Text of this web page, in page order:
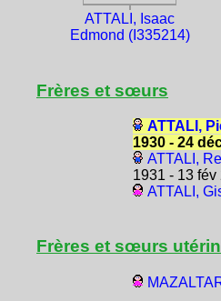
ATTALI, Isaac
Edmond (I335214)
Frères et sœurs
ATTALI,
1930 - 24
ATTALI,
1931 - 13 fév
ATTALI,
Frères et sœurs